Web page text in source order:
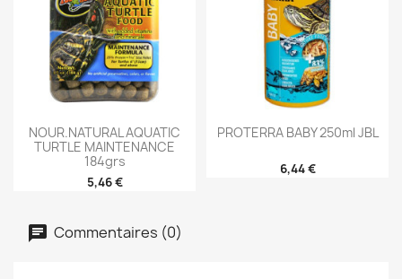
NOUR.NATURAL AQUATIC
TURTLE MAINTENANCE
184grs
5,46 €
PROTERRA BABY 250ml JBL
6,44 €
Commentaires (0)